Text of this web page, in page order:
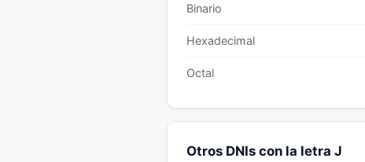
Binario
Hexadecimal
Octal
Otros DNIs con la letra J